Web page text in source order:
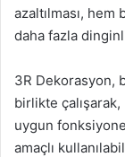
azaltılması,
daha fazla
3R Dekorasyon,
birlikte
uygun
amaçlı